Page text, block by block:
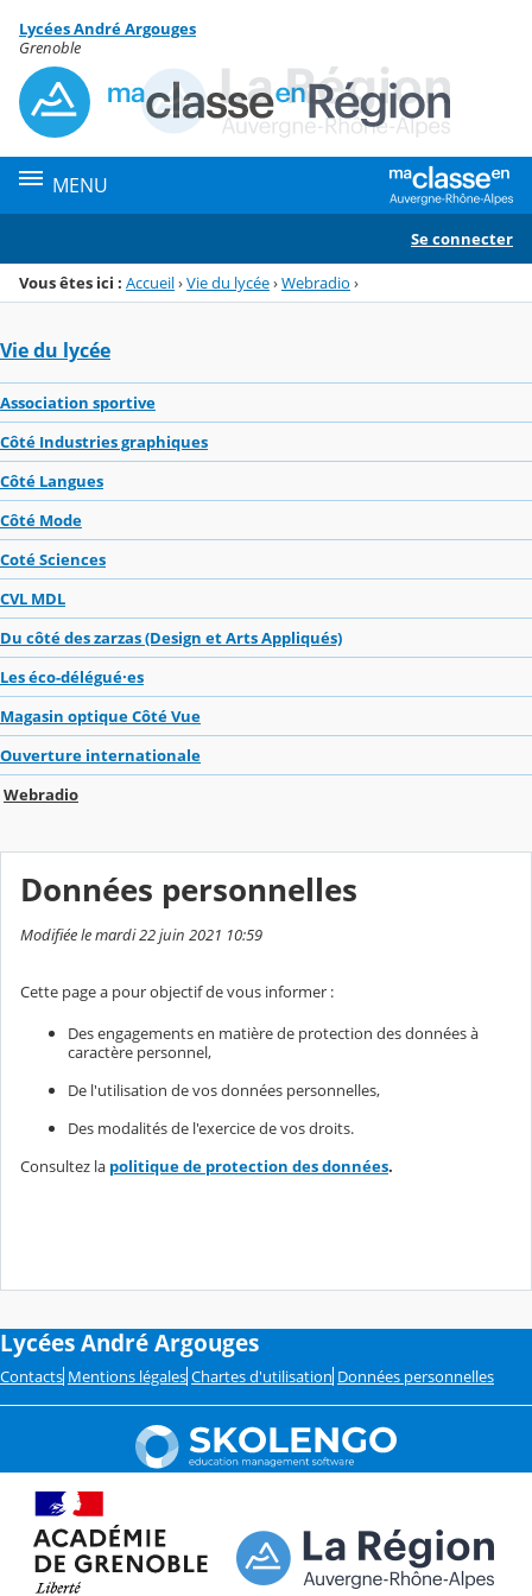
Menu de la rubrique
Contenu
Lycées André Argouges
Grenoble
MENU
Se connecter
Vous êtes ici : Accueil›Vie du lycée›Webradio ›
Vie du lycée
Association sportive
Côté Industries graphiques
Côté Langues
Côté Mode
Coté Sciences
CVL MDL
Du côté des zarzas (Design et Arts Appliqués)
Les éco-délégué·es
Magasin optique Côté Vue
Ouverture internationale
Webradio
Données personnelles
Modifiée le mardi 22 juin 2021 10:59
Cette page a pour objectif de vous informer :
Des engagements en matière de protection des données à
caractère personnel,
De l'utilisation de vos données personnelles,
Des modalités de l'exercice de vos droits.
Consultez la politique de protection des données.
Lycées André Argouges
Contacts Mentions légales Chartes d'utilisation Données personnelles